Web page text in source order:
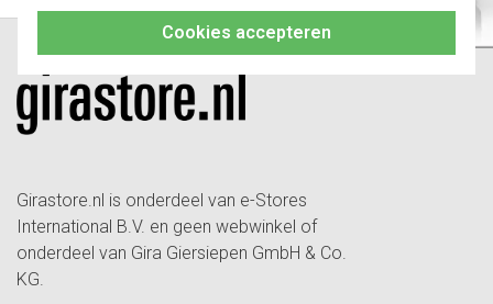
Cookies accepteren
Girastore.nl is onderdeel van e-Stores
International B.V. en geen webwinkel of
onderdeel van Gira Giersiepen GmbH & Co.
KG.